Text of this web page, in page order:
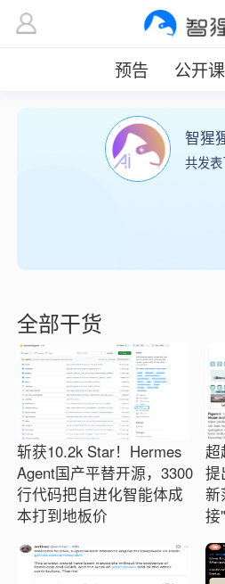
预告 公开课
智猩
共发
全部干货
斩获10.2k Star！Hermes
Agent国产平替开源，3300
行代码把自进化智能体成
本打到地板价
超
提
新
接